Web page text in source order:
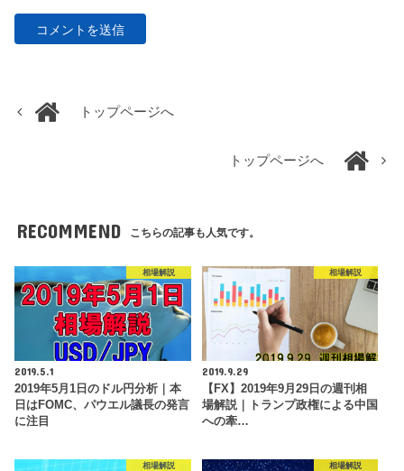
トップページへ
トップページへ
RECOMMEND こちらの記事も人気です。
相場解説
2019.5.1
2019年5月1日のドル円分析｜本
日はFOMC、パウエル議長の発言
に注目
相場解説
2019.9.29
【FX】2019年9月29日の週刊相
場解説｜トランプ政権による中国
への牽…
相場解説 相場解説